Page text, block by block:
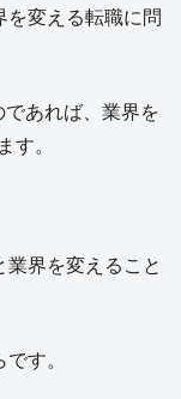
を変える転職に問
あれば、業界を
す。
界を変えること
す。